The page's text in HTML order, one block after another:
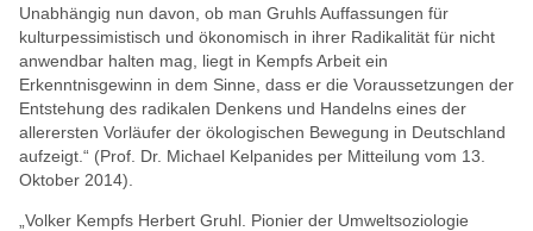
Unabhängig nun davon, ob man Gruhls Auffassungen für
kulturpessimistisch und ökonomisch in ihrer Radikalität für nicht
anwendbar halten mag, liegt in Kempfs Arbeit ein
Erkenntnisgewinn in dem Sinne, dass er die Voraussetzungen der
Entstehung des radikalen Denkens und Handelns eines der
allerersten Vorläufer der ökologischen Bewegung in Deutschland
aufzeigt.“ (Prof. Dr. Michael Kelpanides per Mitteilung vom 13.
Oktober 2014).
„Volker Kempfs Herbert Gruhl. Pionier der Umweltsoziologie